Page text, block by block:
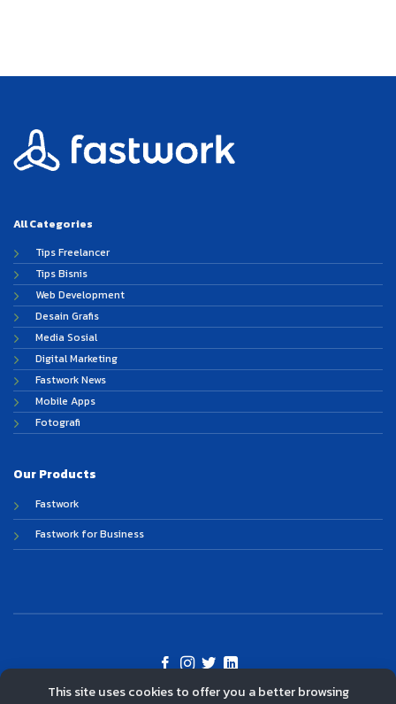
All Categories
Tips Freelancer
Tips Bisnis
Web Development
Desain Grafis
Media Sosial
Digital Marketing
Fastwork News
Mobile Apps
Fotografi
Our Products
Fastwork
Fastwork for Business
©
This site uses cookies to offer you a better browsing